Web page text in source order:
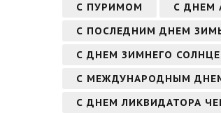
С ПУРИМОМ
С ДНЕМ
С ПОСЛЕДНИМ ДНЕМ
С ДНЕМ ЗИМНЕГО
С МЕЖДУНАРОДНЫМ
С ДНЕМ ЛИКВИДАТОРА